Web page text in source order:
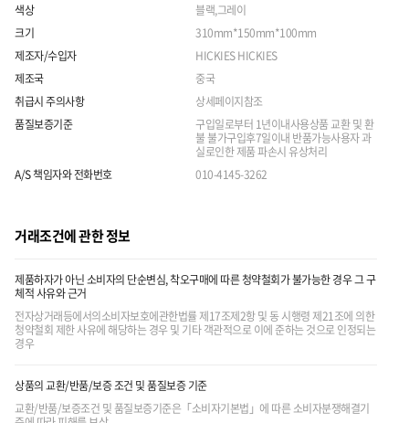
색상
블랙,그레이
크기
310mm*150mm*100mm
제조자/수입자
HICKIES HICKIES
제조국
중국
취급시 주의사항
상세페이지참조
품질보증기준
구입일로부터 1년이내사용상품 교환 및 환
불 불가구입후7일이내 반품가능사용자 과
실로인한 제품 파손시 유상처리
A/S 책임자와 전화번호
010-4145-3262
거래조건에 관한 정보
제품하자가 아닌 소비자의 단순변심, 착오구매에 따른 청약철회가 불가능한 경우 그 구
체적 사유와 근거
전자상거래등에서의소비자보호에관한법률 제17조제2항 및 동 시행령 제21조에 의한
청약철회 제한 사유에 해당하는 경우 및 기타 객관적으로 이에 준하는 것으로 인정되는
경우
상품의 교환/반품/보증 조건 및 품질보증 기준
교환/반품/보증조건 및 품질보증기준은「소비자기본법」에 따른 소비자분쟁해결기